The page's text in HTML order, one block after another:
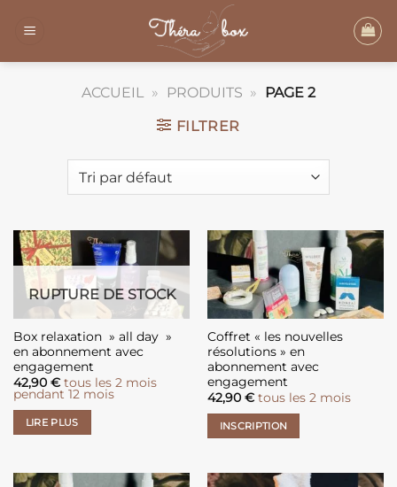
ACCUEIL » PRODUITS » PAGE 2
FILTRER
RUPTURE DE STOCK
Box relaxation » all day »
en abonnement avec
engagement
42,90 € tous les 2 mois
pendant 12 mois
LIRE PLUS
Coffret « les nouvelles
résolutions » en
abonnement avec
engagement
42,90 € tous les 2 mois
INSCRIPTION